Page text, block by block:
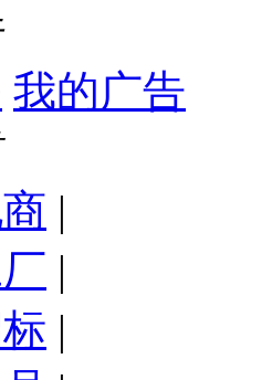
我的广告
|
|
|